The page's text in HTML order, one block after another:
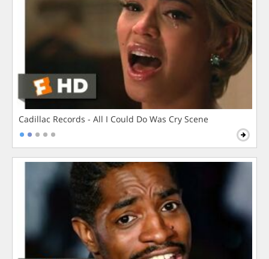
Cadillac Records - All I Could Do Was Cry Scene